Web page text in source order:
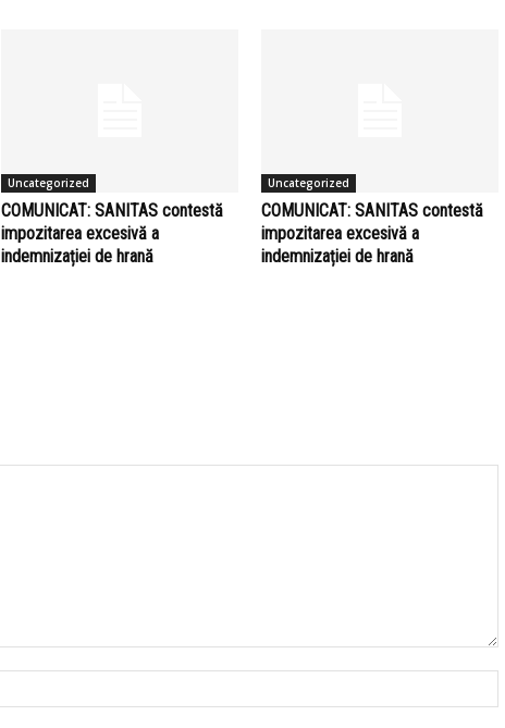
Uncategorized
COMUNICAT: SANITAS contestă
impozitarea excesivă a
indemnizației de hrană
Uncategorized
COMUNICAT: SANITAS contestă
impozitarea excesivă a
indemnizației de hrană